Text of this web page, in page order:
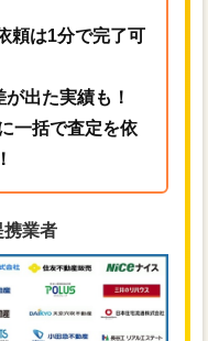
頼は1分で完了可
出た実績も！
一括で査定を依
携業者